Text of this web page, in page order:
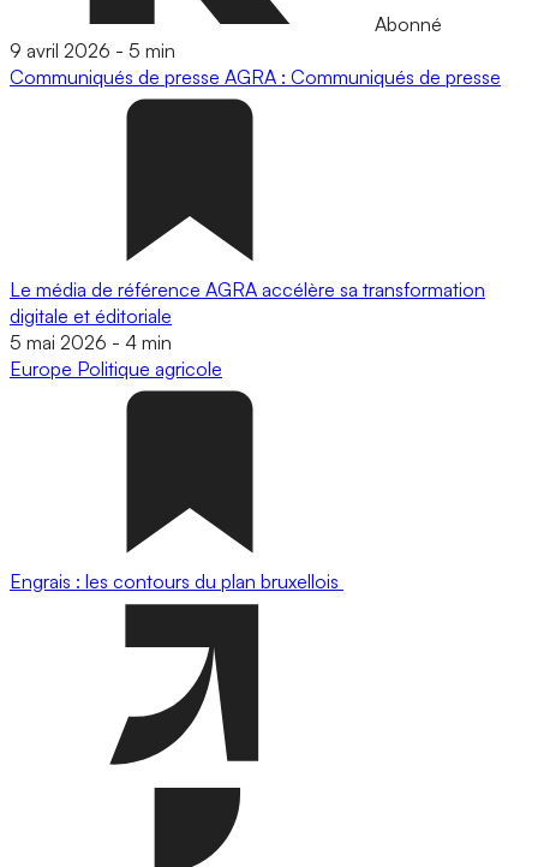
Abonné
9 avril 2026 - 5 min
Communiqués de presse AGRA : Communiqués de presse
Le média de référence AGRA accélère sa transformation
digitale et éditoriale
5 mai 2026 - 4 min
Europe Politique agricole
Engrais : les contours du plan bruxellois